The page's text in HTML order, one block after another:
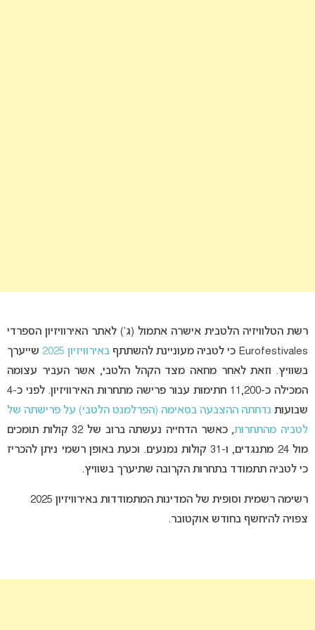
רשת הטלוויזיה הלטבית אישרה אתמול (ג’) לאתר האירוויזיון הספרדי
Eurofestivales כי לטביה מעוניינת להשתתף
באירוויזיון 2025
שייערך
בשוויץ. וזאת לאחר מחאה מצד הקהל הלטבי, אשר העביר עצומה
המכילה כ-11,200 חתימות עבור פרישה מתחרות האירוויזיון. לפני כ-4
שבועות נדחתה ההצבעה בסאימה (הפרלמנט הלטבי) על פרישתה של
לטביה מהתחרות
, כאשר הדחייה נעשתה ברוב של 32 קולות תומכים
מול 24 מתנגדים, ו-31 קולות נמנעים. וכעת באופן רשמי ניתן להכריז
כי לטביה תתמודד בתחרות הקרובה שתיערך בשוויץ.
רשימה רשמית וסופית של המדינות המתמודדות באירוויזיון 2025
צפויה להיחשף בחודש אוקטובר.